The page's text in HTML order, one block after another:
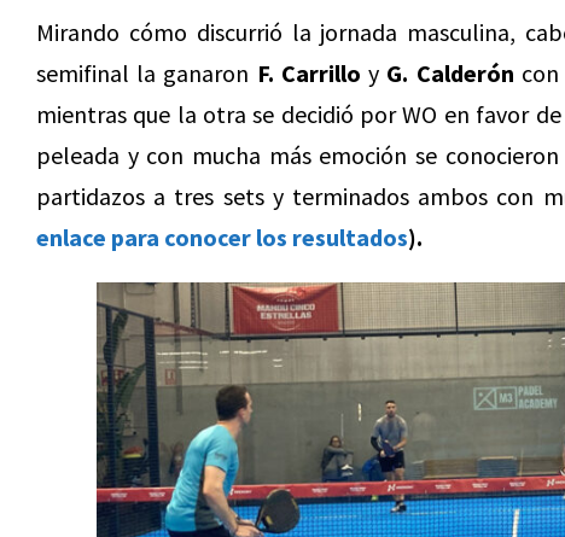
Mirando cómo discurrió la jornada masculina,
semifinal la ganaron F. Carrillo y G. Calderón
mientras que la otra se decidió por WO en favor de
peleada y con mucha más emoción se
partidazos a tres sets y terminados ambos con
enlace para conocer los resultados).